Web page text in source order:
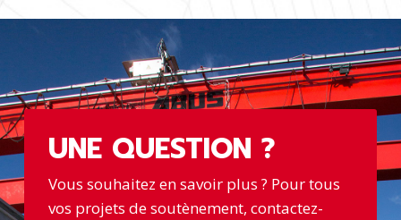
UNE QUESTION ?
Vous souhaitez en savoir plus ? Pour tous
vos projets de soutènement, contactez-